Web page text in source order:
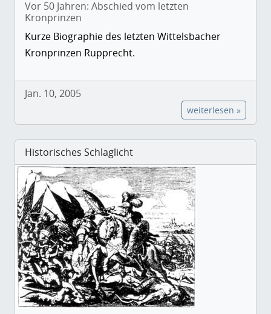
Vor 50 Jahren: Abschied vom letzten
Kronprinzen
Kurze Biographie des letzten Wittelsbacher
Kronprinzen Rupprecht.
Jan. 10, 2005
weiterlesen »
Historisches Schlaglicht